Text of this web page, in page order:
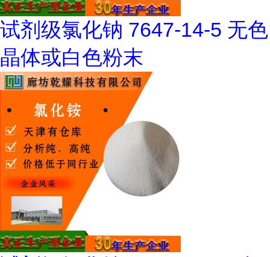
试剂级氯化钠 7647-14-5 无色
晶体或白色粉末